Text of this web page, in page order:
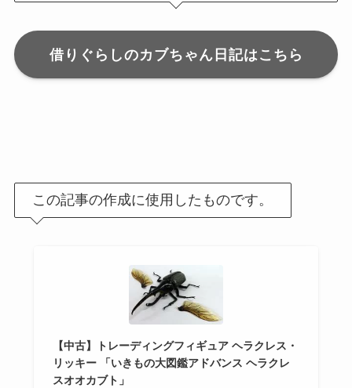
借りぐらしのカブちゃん日記はこちら
この記事の作成に使用したものです。
【中古】トレーディングフィギュア ヘラクレス・
リッキー 「いきもの大図鑑アドバンス ヘラクレ
スオオカブト」